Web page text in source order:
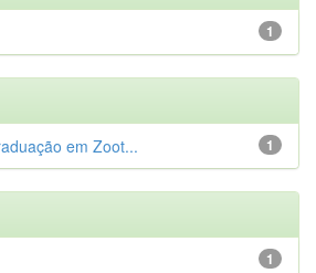
1
1
em Zoot...
1